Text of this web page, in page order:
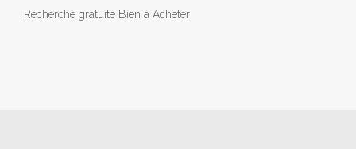
Recherche gratuite Bien à Acheter